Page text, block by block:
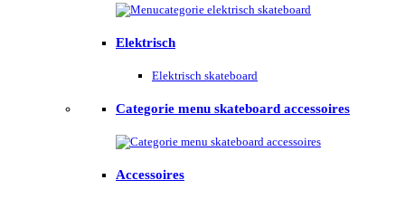
Elektrisch
Elektrisch skateboard
Categorie menu skateboard accessoires
Accessoires